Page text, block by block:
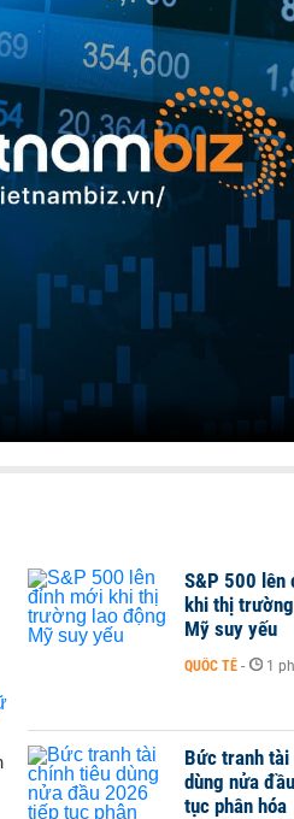
S&P 500 lên
khi thị
Mỹ suy yếu
QUỐC TẾ - 1
Bức tranh
dùng nửa
tục phân hóa